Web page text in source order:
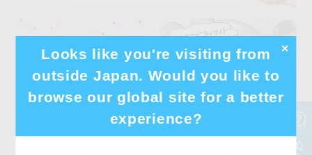
Looks like you're visiting from
outside Japan. Would you like to
browse our global site for a better
experience?
✕